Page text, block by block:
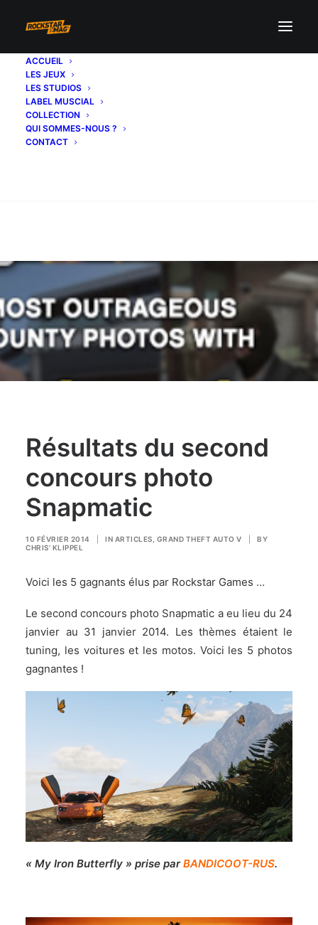
ACCUEIL
LES JEUX
LES STUDIOS
LABEL MUSCIAL
COLLECTION
QUI SOMMES-NOUS ?
CONTACT
Résultats du second
concours photo
Snapmatic
10 FÉVRIER 2014 IN ARTICLES GRAND THEFT AUTO V
BY
CHRIS' KLIPPEL
Voici les 5 gagnants élus par Rockstar Games …
Le second concours photo Snapmatic a eu lieu du 24
janvier au 31 janvier 2014. Les thèmes étaient le
tuning, les voitures et les motos. Voici les 5 photos
gagnantes !
« My Iron Butterfly » prise parBANDICOOT-RUS.